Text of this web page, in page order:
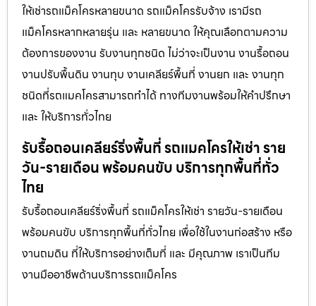
ให้เช่ารถแม็คโครหลายขนาด รถแม็คโครรับจ้าง เรามีรถ
แม็คโครหลากหลายรุ่น และ หลายขนาด ให้คุณเลือกตามความ
ต้องการของงาน รับงานทุกชนิด ไม่ว่าจะเป็นงาน งานรื้อถอน
งานปรับพื้นดิน งานทุบ งานเคลียร์พื้นที่ งานยก และ งานทุก
ชนิดที่รถแมคโครสามารถทำได้ ทางทีมงานพร้อมให้คำปรึกษา
และ ให้บริการทั่วไทย
รับรื้อถอนเคลียร์ริ่งพื้นที่ รถแมคโครให้เช่า ราย
วัน-รายเดือน พร้อมคนขับ บริการทุกพื้นที่ทั่ว
ไทย
รับรื้อถอนเคลียร์ริ่งพื้นที่ รถแม็คโครให้เช่า รายวัน-รายเดือน
พร้อมคนขับ บริการทุกพื้นที่ทั่วไทย เพื่อใช้ในงานก่อสร้าง หรือ
งานถมดิน ที่ให้บริการอย่างเต็มที่ และ มีคุณภาพ เราเป็นทีม
งานมืออาชีพด้านบริการรถแม็คโคร